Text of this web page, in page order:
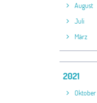
August
Juli
März
2021
Oktober